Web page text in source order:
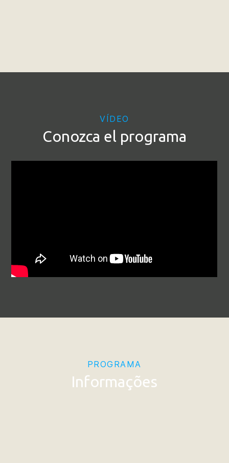
VÍDEO
Conozca el programa
PROGRAMA
Informações